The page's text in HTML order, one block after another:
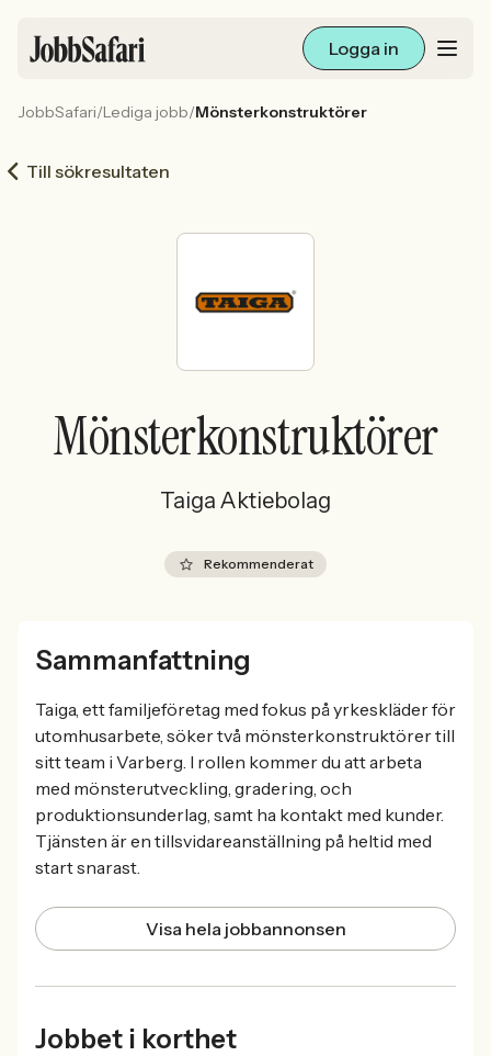
Logga in
Arbetsliv och karriär
För arbetsgivare
Sök med AI
Ny här? Skapa konto
JobbSafari/Lediga jobb/Mönsterkonstruktörer
Till sökresultaten
Mönsterkonstruktörer
Taiga Aktiebolag
Rekommenderat
Sammanfattning
Taiga, ett familjeföretag med fokus på yrkeskläder för
utomhusarbete, söker två mönsterkonstruktörer till
sitt team i Varberg. I rollen kommer du att arbeta
med mönsterutveckling, gradering, och
produktionsunderlag, samt ha kontakt med kunder.
Tjänsten är en tillsvidareanställning på heltid med
start snarast.
Visa hela jobbannonsen
Jobbet i korthet